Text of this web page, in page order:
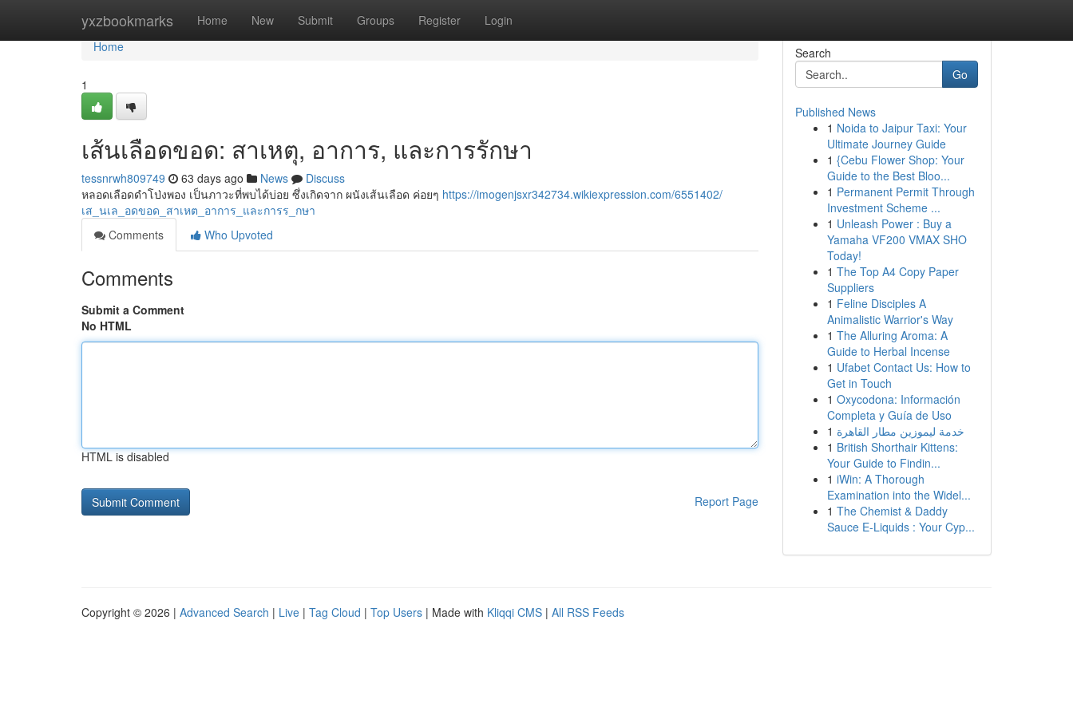
yxzbookmarks Home New Submit Groups Register Login
Home
Home
1
เส้นเลือดขอด: สาเหตุ, อาการ, และการรักษา
tessnrwh809749 63 days ago News
Discuss
หลอดเลือดดำโป่งพอง เป็นภาวะที่พบได้บ่อย ซึ่งเกิดจาก ผนังเส้นเลือด ค่อยๆ https://imogenjsxr342734.wikiexpression.com/6551402/
เส_นเล_อดขอด_สาเหต_อาการ_และการร_กษา
Comments
Who Upvoted
Comments
Submit a Comment
No HTML
HTML is disabled
Report Page
Search
Go
Published News
1 Noida to Jaipur Taxi: Your
Ultimate Journey Guide
1 {Cebu Flower Shop: Your
Guide to the Best Bloo...
1 Permanent Permit Through
Investment Scheme ...
1 Unleash Power : Buy a
Yamaha VF200 VMAX SHO
Today!
1 The Top A4 Copy Paper
Suppliers
1 Feline Disciples A
Animalistic Warrior's Way
1 The Alluring Aroma: A
Guide to Herbal Incense
1 Ufabet Contact Us: How to
Get in Touch
1 Oxycodona: Información
Completa y Guía de Uso
1 خدمة ليموزين مطار القاهرة
1 British Shorthair Kittens:
Your Guide to Findin...
1 iWin: A Thorough
Examination into the Widel...
1 The Chemist & Daddy
Sauce E-Liquids : Your Cyp...
Copyright © 2026 | Advanced Search | Live | Tag Cloud | Top Users | Made with Kliqqi CMS | All RSS Feeds